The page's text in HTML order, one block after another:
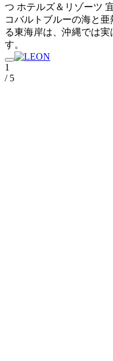
つ ホテルズ＆リゾーツ
コバルトブルーの海と
る東海岸は、沖縄では
す。
1
/ 5